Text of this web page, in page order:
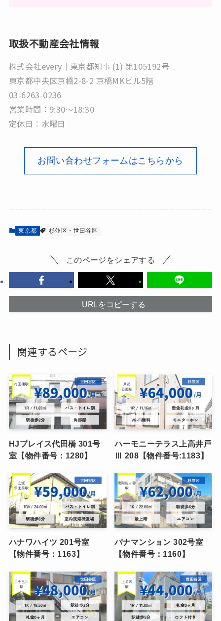
取扱不動産会社情報
株式会社every｜東京都知事 (1) 第105192号
東京都中央区京橋2-8-2 京橋MKビル5階
03-6263-0236
営業時間：9:30～18:30
定休日：水曜日
お問い合わせフォームはこちらから
東京都 杉並区・世田谷区
このページをシェアする
URLをコピーする
関連するページ
HJプレイス代田橋 301号
室【物件番号：1280】
ハーモニーテラス上高井戸
Ⅲ 208【物件番号:1183】
ハナワハイツ 201号室
【物件番号：1163】
パナマンション 302号室
【物件番号：1160】